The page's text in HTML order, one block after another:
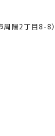
2丁目8-8）